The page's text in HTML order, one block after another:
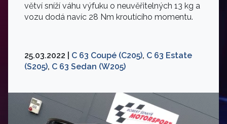
větví sníží váhu výfuku o neuvěřitelných 13 kg a
vozu dodá navíc 28 Nm kroutícího momentu.
25.03.2022 | C 63 Coupé (C205), C 63 Estate
(S205), C 63 Sedan (W205)